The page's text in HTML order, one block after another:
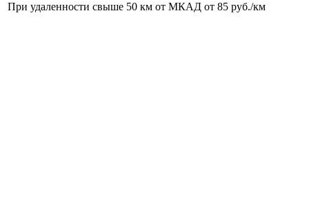
При удаленности свыше 50 км от МКАД от 85 руб./км